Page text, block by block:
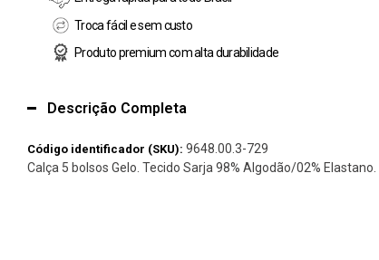
Troca fácil e sem custo
Produto premium com alta durabilidade
Descrição Completa
Código identificador (SKU): 9648.00.3-729
Calça 5 bolsos Gelo. Tecido Sarja 98% Algodão/02% Elastano.